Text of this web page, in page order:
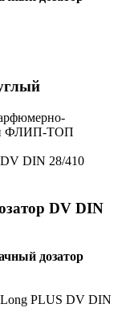
ФЛИП-ТОП
DV DIN
дозатор